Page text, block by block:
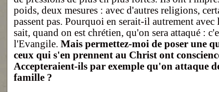
poids, deux mesures : avec d'autres religions,
passent pas. Pourquoi en serait-il autrement
sait, quand on est chrétien, qu'on sera attaqué :
l'Evangile. Mais permettez-moi de poser une
ceux qui s'en prennent au Christ ont
Accepteraient-ils par exemple qu'on attaque
famille ?